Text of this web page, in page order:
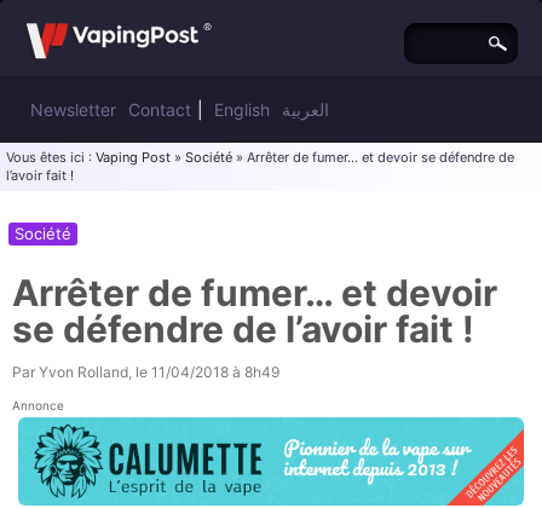
Newsletter Contact English العربية
Vous êtes ici : Vaping Post » Société » Arrêter de fumer… et devoir se défendre de
l’avoir fait !
Société
Arrêter de fumer… et devoir
se défendre de l’avoir fait !
Par Yvon Rolland, le 11/04/2018 à 8h49
Annonce